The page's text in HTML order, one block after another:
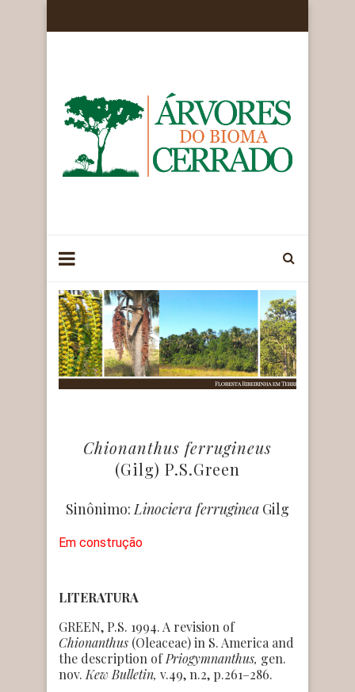
Chionanthus ferrugineus
(Gilg) P.S.Green
Sinônimo: Linociera ferruginea Gilg
Em construção
LITERATURA
GREEN, P.S. 1994. A revision of
Chionanthus (Oleaceae) in S. America and
the description ofPriogymnanthus, gen.
nov. Kew Bulletin, v.49, n.2, p.261–286.